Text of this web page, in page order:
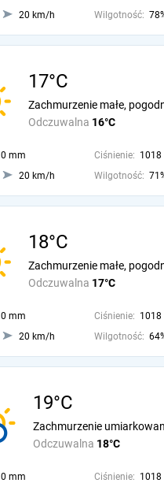
20 km/h Wilgotność:
17°C
Odczuwalna 16°C
Zachmurzenie małe,
0 mm Ciśnienie: 1018
20 km/h Wilgotność:
18°C
Odczuwalna 17°C
Zachmurzenie małe,
0 mm Ciśnienie: 1018
20 km/h Wilgotność:
19°C
Odczuwalna 18°C
Zachmurzenie
0 mm Ciśnienie: 1018